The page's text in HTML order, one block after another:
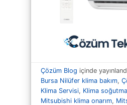
Çözüm Blog içinde
Bursa Nilüfer klima bakım,
Klima Servisi, Klima
Mitsubishi klima onarım,